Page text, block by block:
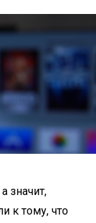
значит,
к тому, что